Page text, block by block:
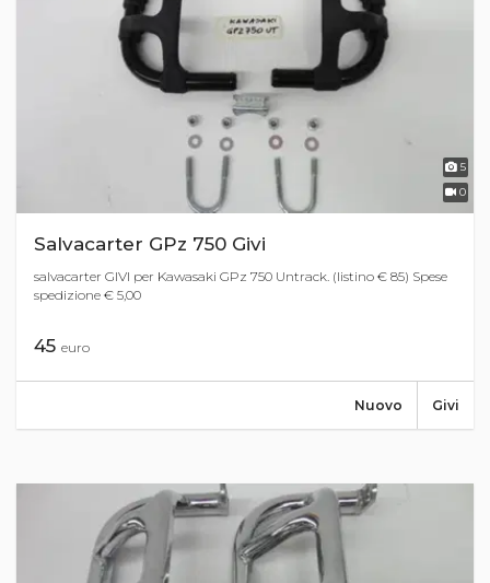
5
0
Salvacarter GPz 750 Givi
salvacarter GIVI per Kawasaki GPz 750 Untrack. (listino € 85) Spese
spedizione € 5,00
45 euro
Givi
Nuovo